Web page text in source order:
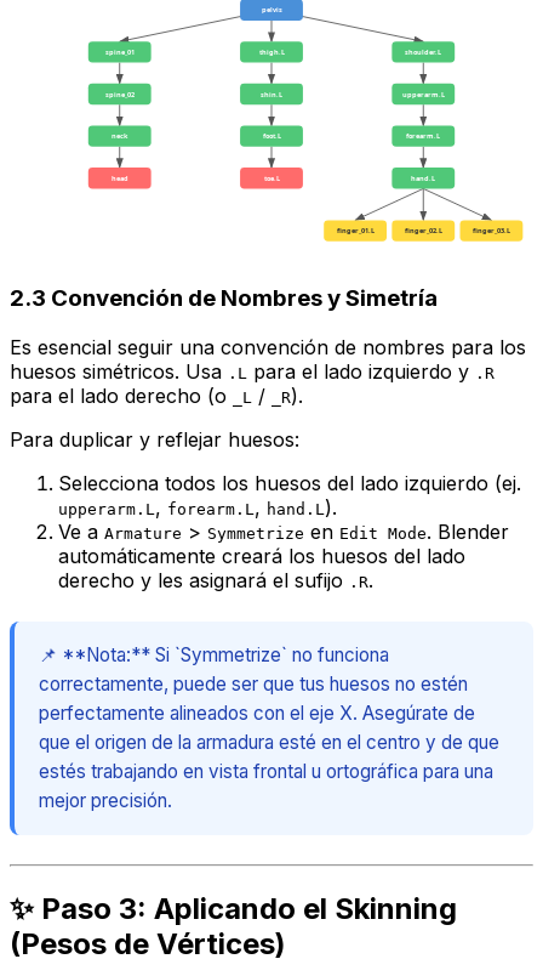
pelvis
spine_01 thigh.L shoulder.L
spine_02 shin.L upperarm.L
neck foot.L forearm.L
head toe.L hand.L
finger_01.L finger_02.L finger_03.L
2.3 Convención de Nombres y Simetría
Es esencial seguir una convención de nombres para los
huesos simétricos. Usa .L para el lado izquierdo y .R
para el lado derecho (o _L / _R).
Para duplicar y reflejar huesos:
Selecciona todos los huesos del lado izquierdo (ej.
upperarm.L, forearm.L, hand.L).
Ve a Armature > Symmetrize en Edit Mode. Blender
automáticamente creará los huesos del lado
derecho y les asignará el sufijo .R.
📌 **Nota:** Si `Symmetrize` no funciona
correctamente, puede ser que tus huesos no estén
perfectamente alineados con el eje X. Asegúrate de
que el origen de la armadura esté en el centro y de que
estés trabajando en vista frontal u ortográfica para una
mejor precisión.
✨ Paso 3: Aplicando el Skinning
(Pesos de Vértices)